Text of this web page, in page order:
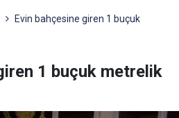
Evin bahçesine giren 1 buçuk
1 buçuk metrelik